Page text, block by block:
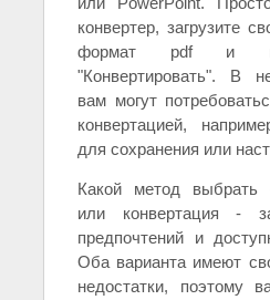
конвертер, загрузите
формат pdf и
"Конвертировать". В
вам могут
конвертацией,
для сохранения или
Какой метод выбрать
или конвертация -
предпочтений и
Оба варианта имеют
недостатки, поэтому